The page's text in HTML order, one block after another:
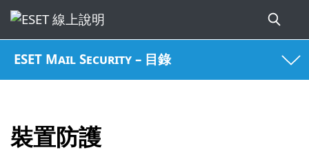
ESET Mail Security – 目錄
裝置防護